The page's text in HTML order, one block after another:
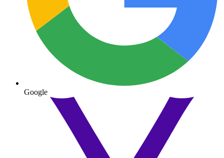
Google